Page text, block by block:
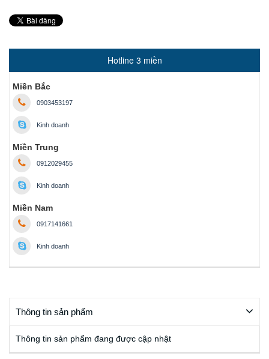
Hotline 3 miền
Miền Bắc
0903453197
Kinh doanh
Miền Trung
0912029455
Kinh doanh
Miền Nam
0917141661
Kinh doanh
Thông tin sản phẩm
Thông tin sản phẩm đang được cập nhật